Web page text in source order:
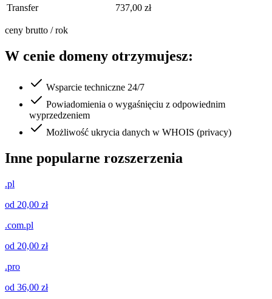
Transfer
737,00 zł
ceny brutto / rok
W cenie domeny otrzymujesz:
Wsparcie techniczne 24/7
Powiadomienia o wygaśnięciu z odpowiednim
wyprzedzeniem
Możliwość ukrycia danych w WHOIS (privacy)
Inne popularne rozszerzenia
.pl
od 20,00 zł
.com.pl
od 20,00 zł
.pro
od 36,00 zł